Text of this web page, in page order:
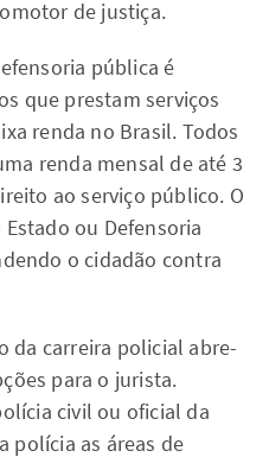
de justiça.
pública é
que prestam serviços
renda no Brasil. Todos
renda mensal de até 3
ao serviço público. O
ou Defensoria
o cidadão contra
da carreira policial abre-
para o jurista.
civil ou oficial da
polícia as áreas de